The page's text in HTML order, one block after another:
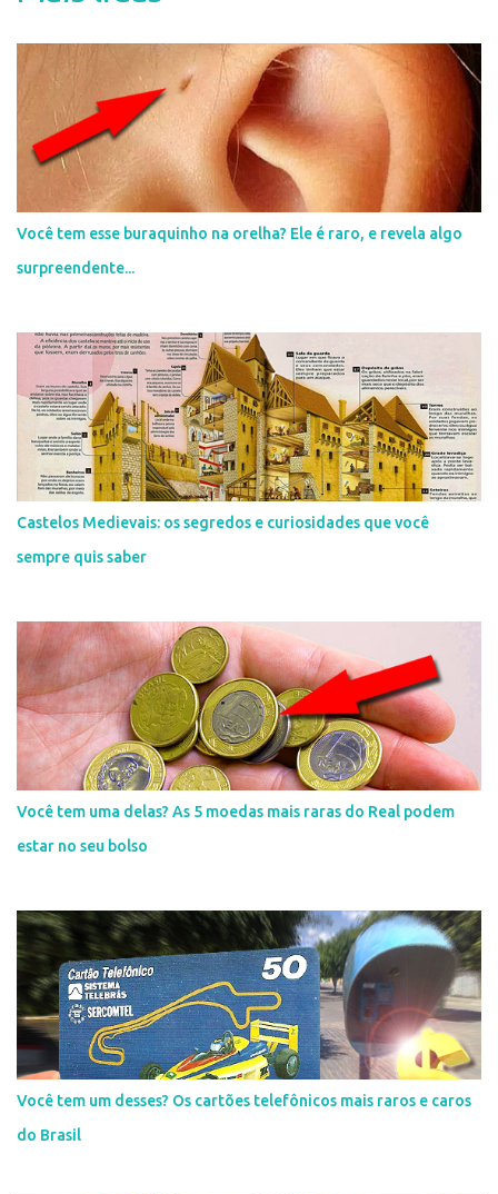
Você tem esse buraquinho na orelha? Ele é raro, e revela algo
surpreendente...
Castelos Medievais: os segredos e curiosidades que você
sempre quis saber
Você tem uma delas? As 5 moedas mais raras do Real podem
estar no seu bolso
Você tem um desses? Os cartões telefônicos mais raros e caros
do Brasil